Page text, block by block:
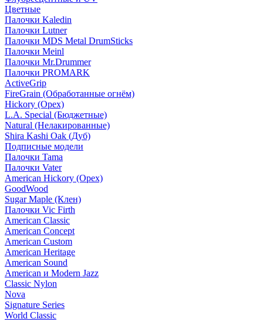
Цветные
Палочки Kaledin
Палочки Lutner
Палочки MDS Metal DrumSticks
Палочки Meinl
Палочки Mr.Drummer
Палочки PROMARK
ActiveGrip
FireGrain (Обработанные огнём)
Hickory (Орех)
L.A. Special (Бюджетные)
Natural (Нелакированные)
Shira Kashi Oak (Дуб)
Подписные модели
Палочки Tama
Палочки Vater
American Hickory (Орех)
GoodWood
Sugar Maple (Клен)
Палочки Vic Firth
American Classic
American Concept
American Custom
American Heritage
American Sound
American и Modern Jazz
Classic Nylon
Nova
Signature Series
World Classic